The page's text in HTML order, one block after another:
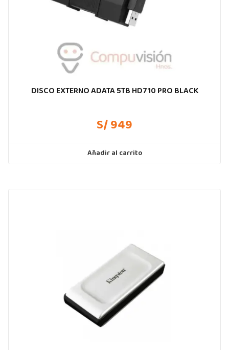
DISCO EXTERNO ADATA 5TB HD710 PRO BLACK
S/ 949
Añadir al carrito